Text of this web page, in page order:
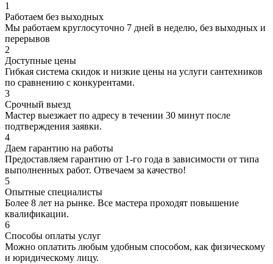
1
Работаем без выходных
Мы работаем круглосуточно 7 дней в неделю, без выходных и
перерывов
2
Доступные цены
Гибкая система скидок и низкие цены на услуги сантехников
по сравнению с конкурентами.
3
Срочный выезд
Мастер выезжает по адресу в течении 30 минут после
подтверждения заявки.
4
Даем гарантию на работы
Предоставляем гарантию от 1-го года в зависимости от типа
выполненных работ. Отвечаем за качество!
5
Опытные специалисты
Более 8 лет на рынке. Все мастера проходят повышение
квалификации.
6
Способы оплаты услуг
Можно оплатить любым удобным способом, как физическому
и юридическому лицу.